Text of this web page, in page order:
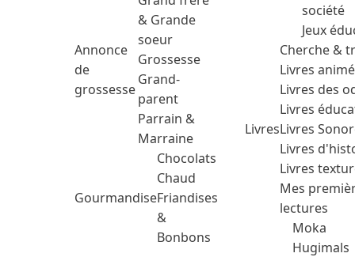
Annonce
de
grossesse
& Grande
soeur
Grossesse
Grand-
parent
Parrain &
Marraine
Gourmandise
Chocolats
Chaud
Friandises
&
Bonbons
société
Jeux
Livres
Cherche &
Livres
Livres des
Livres
Livres
Livres
Livres
Mes
lectures
Moka
Hugimals